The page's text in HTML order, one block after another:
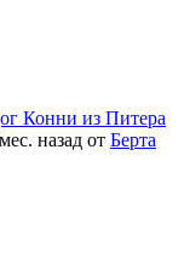
Конни из Питера
назад от Берта